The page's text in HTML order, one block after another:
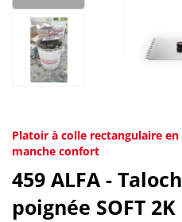
Platoir à colle rectangulaire
manche confort
459 ALFA -
poignée SOFT 2K